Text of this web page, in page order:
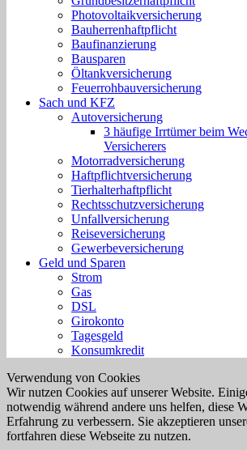
Photovoltaikversicherung
Bauherrenhaftpflicht
Baufinanzierung
Bausparen
Öltankversicherung
Feuerrohbauversicherung
Sach und KFZ
Autoversicherung
3 häufige Irrtümer beim
Versicherers
Motorradversicherung
Haftpflichtversicherung
Tierhalterhaftpflicht
Rechtsschutzversicherung
Unfallversicherung
Reiseversicherung
Gewerbeversicherung
Geld und Sparen
Strom
Gas
DSL
Girokonto
Tagesgeld
Konsumkredit
Verwendung von Cookies
Wir nutzen Cookies auf unserer Website.
notwendig während andere uns helfen, diese
Erfahrung zu verbessern. Sie akzeptieren
fortfahren diese Webseite zu nutzen.